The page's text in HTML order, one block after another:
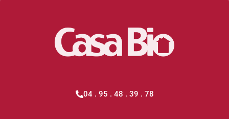
04 . 95 . 48 . 39 . 78